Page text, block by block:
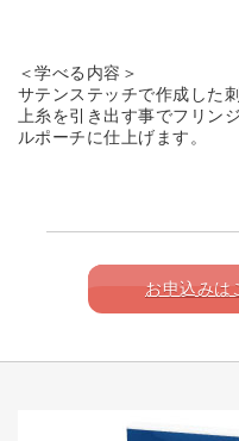
＜学べる内容＞
サテンステッチで作成した
上糸を引き出す事でフリン
ルポーチに仕上げます。
お申込みは